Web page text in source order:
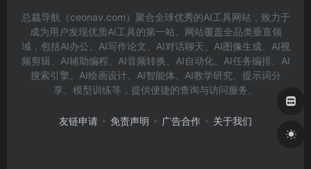
总裁导航（ceonav.com）聚合全球优秀的AI工具网站，致力于
成为用户发现优质AI工具的第一站。网站覆盖全品类垂直领
域，包括AI办公、AI写作论文、AI对话聊天、AI图像生成、AI视
频剪辑、AI辅助编程、AI音频转换、AI自动化、AI任务编排、AI
搜索引擎、AI绘画设计、AI智能体、AI教学研究、提示词分
享、模型训练等，提供便捷的查询与访问服务。
友链申请 免责声明 广告合作 关于我们